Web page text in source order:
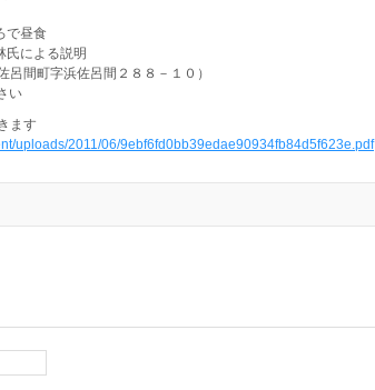
昼食
による説明
間町字浜佐呂間２８８－１０）
い
ます
uploads/2011/06/9ebf6fd0bb39edae90934fb84d5f623e.pdf